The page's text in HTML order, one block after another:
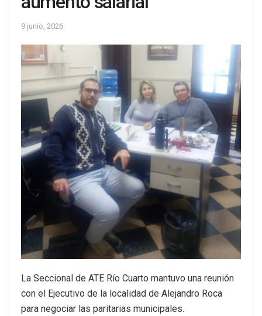
9 junio, 2026
La Seccional de ATE Río Cuarto mantuvo una reunión
con el Ejecutivo de la localidad de Alejandro Roca
para negociar las paritarias municipales.